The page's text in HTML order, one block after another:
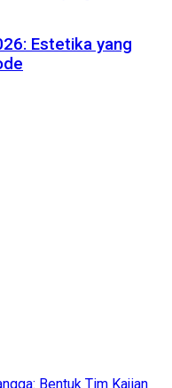
Estetika yang